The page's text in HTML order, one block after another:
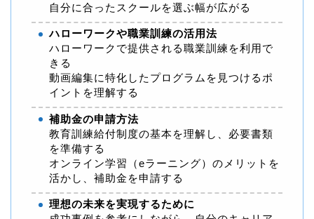
自分に合ったスクールを選ぶ幅が広がる
ハローワークや職業訓練の活用法
ハローワークで提供される職業訓練を利用で
きる
動画編集に特化したプログラムを見つけるポ
イントを理解する
補助金の申請方法
教育訓練給付制度の基本を理解し、必要書類
を準備する
オンライン学習（eラーニング）のメリットを
活かし、補助金を申請する
理想の未来を実現するために